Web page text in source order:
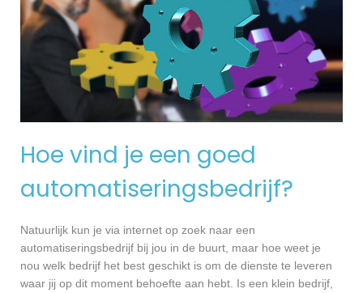
Hoe vind je een goed
automatiseringsbedrijf?
Natuurlijk kun je via internet op zoek naar een
automatiseringsbedrijf bij jou in de buurt, maar hoe weet je
nou welk bedrijf het best geschikt is om de dienste te leveren
waar jij op dit moment behoefte aan hebt. Is een klein bedrijf,